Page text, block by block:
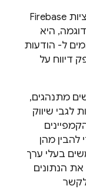
משתלב גם עם כמה אפליקציות Firebase
היא
ל- הודעות
דיווח על
מתנהגים,
לגבי שיווק
להבין מהן
בעלי ערך
הנתונים